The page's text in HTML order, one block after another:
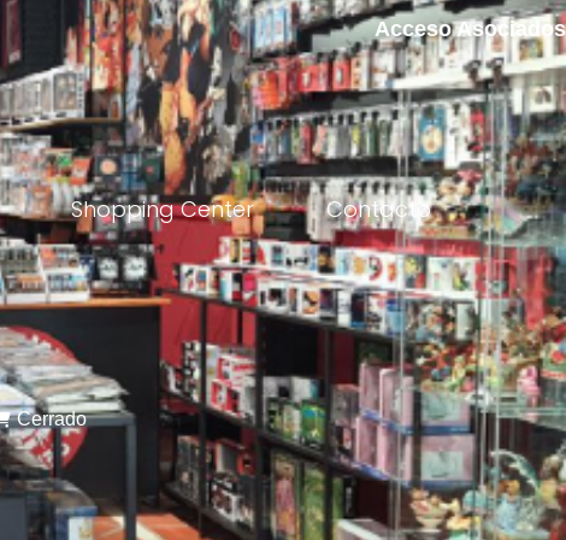
Acceso Asociados
Shopping Center Contacto
Cerrado